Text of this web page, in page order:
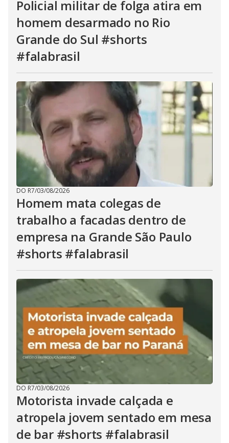
Policial militar de folga atira em
homem desarmado no Rio
Grande do Sul #shorts
#falabrasil
DO R7/03/08/2026
Homem mata colegas de
trabalho a facadas dentro de
empresa na Grande São Paulo
#shorts #falabrasil
DO R7/03/08/2026
Motorista invade calçada e
atropela jovem sentado em mesa
de bar #shorts #falabrasil